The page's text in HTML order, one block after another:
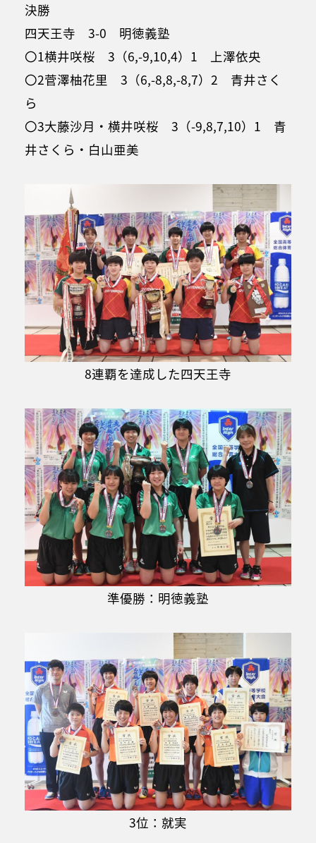
決勝
四天王寺 3-0 明徳義塾
〇1横井咲桜 3（6,-9,10,4）1 上澤依央
〇2菅澤柚花里 3（6,-8,8,-8,7）2 青井さく
ら
〇3大藤沙月・横井咲桜 3（-9,8,7,10）1 青
井さくら・白山亜美
8連覇を達成した四天王寺
準優勝：明徳義塾
3位：就実